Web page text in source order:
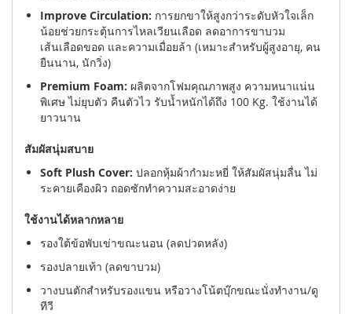
Improve Circulation: การยกขาให้สูงกว่าระดับหัวใจเล็ก
น้อยช่วยกระตุ้นการไหลเวียนเลือด ลดอาการขาบวม
เส้นเลือดขอด และความเมื่อยล้า (เหมาะสำหรับผู้สูงอายุ, คน
ยืนนาน, นักวิ่ง)
Premium Foam: ผลิตจากโฟมคุณภาพสูง ความหนาแน่น
พิเศษ ไม่ยุบตัว คืนตัวไว รับน้ำหนักได้ถึง 100 Kg. ใช้งานได้
ยาวนาน
สัมผัสนุ่มสบาย
Soft Plush Cover: ปลอกหุ้มผ้ากำมะหยี่ ให้สัมผัสนุ่มลื่น ไม่
ระคายเคืองผิว ถอดซักทำความสะอาดง่าย
ใช้งานได้หลากหลาย
รองใต้ข้อพับเข่าขณะนอน (ลดปวดหลัง)
รองปลายเท้า (ลดขาบวม)
วางบนตักสำหรับรองแขน หรือวางโน้ตบุ๊กขณะนั่งทำงาน/ดู
ทีวี